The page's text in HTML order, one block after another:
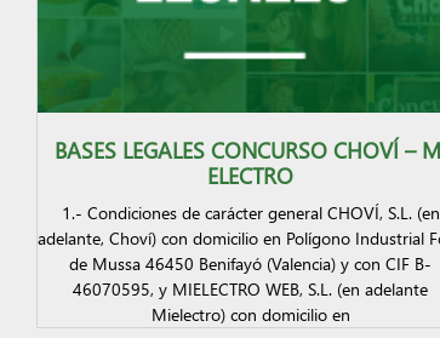
BASES LEGALES CONCURSO CHOVÍ –
ELECTRO
1.- Condiciones de carácter general CHOVÍ, S.L. (en
adelante, Choví) con domicilio en Polígono Industrial
de Mussa 46450 Benifayó (Valencia) y con CIF B-
46070595, y MIELECTRO WEB, S.L. (en adelante
Mielectro) con domicilio en